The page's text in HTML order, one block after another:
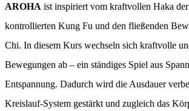
AROHA ist inspiriert vom kraftvollen Haka
kontrollierten Kung Fu und den fließenden
Chi. In diesem Kurs wechseln sich kraftvolle
Bewegungen ab – ein ständiges Spiel aus
Entspannung. Dadurch wird die Ausdauer
Kreislauf-System gestärkt und zugleich das